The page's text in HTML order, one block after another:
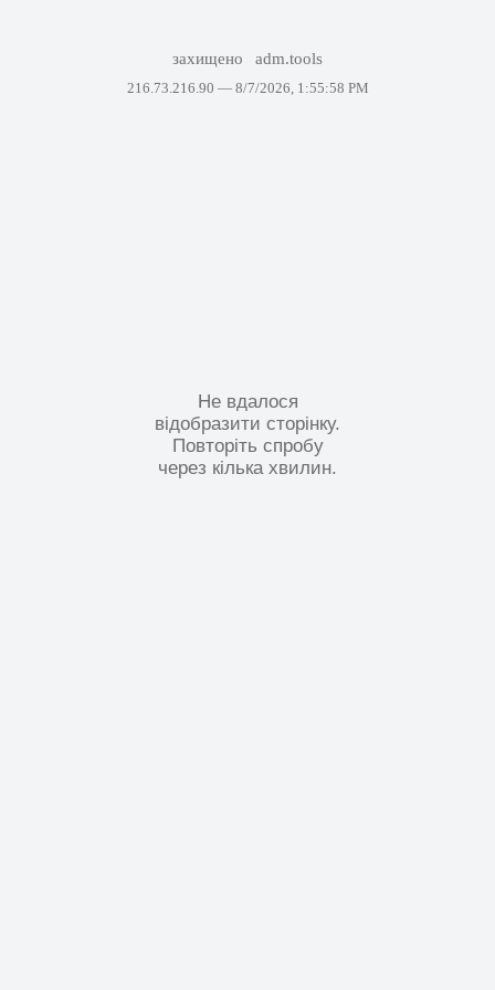
захищено adm.tools
216.73.216.90 — 8/7/2026, 1:55:58 PM
Не вдалося
відобразити сторінку.
Повторіть спробу
через кілька хвилин.